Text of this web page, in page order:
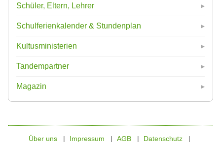
Schüler, Eltern, Lehrer
Schulferienkalender & Stundenplan
Kultusministerien
Tandempartner
Magazin
Über uns Impressum AGB Datenschutz